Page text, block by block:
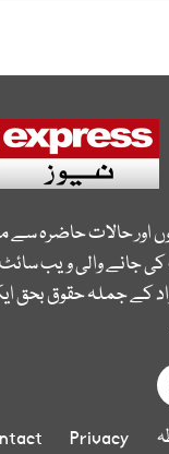
اور حالات حاضرہ سے
جانے والی ویب
کے جملہ حقوق بحق
Privacy